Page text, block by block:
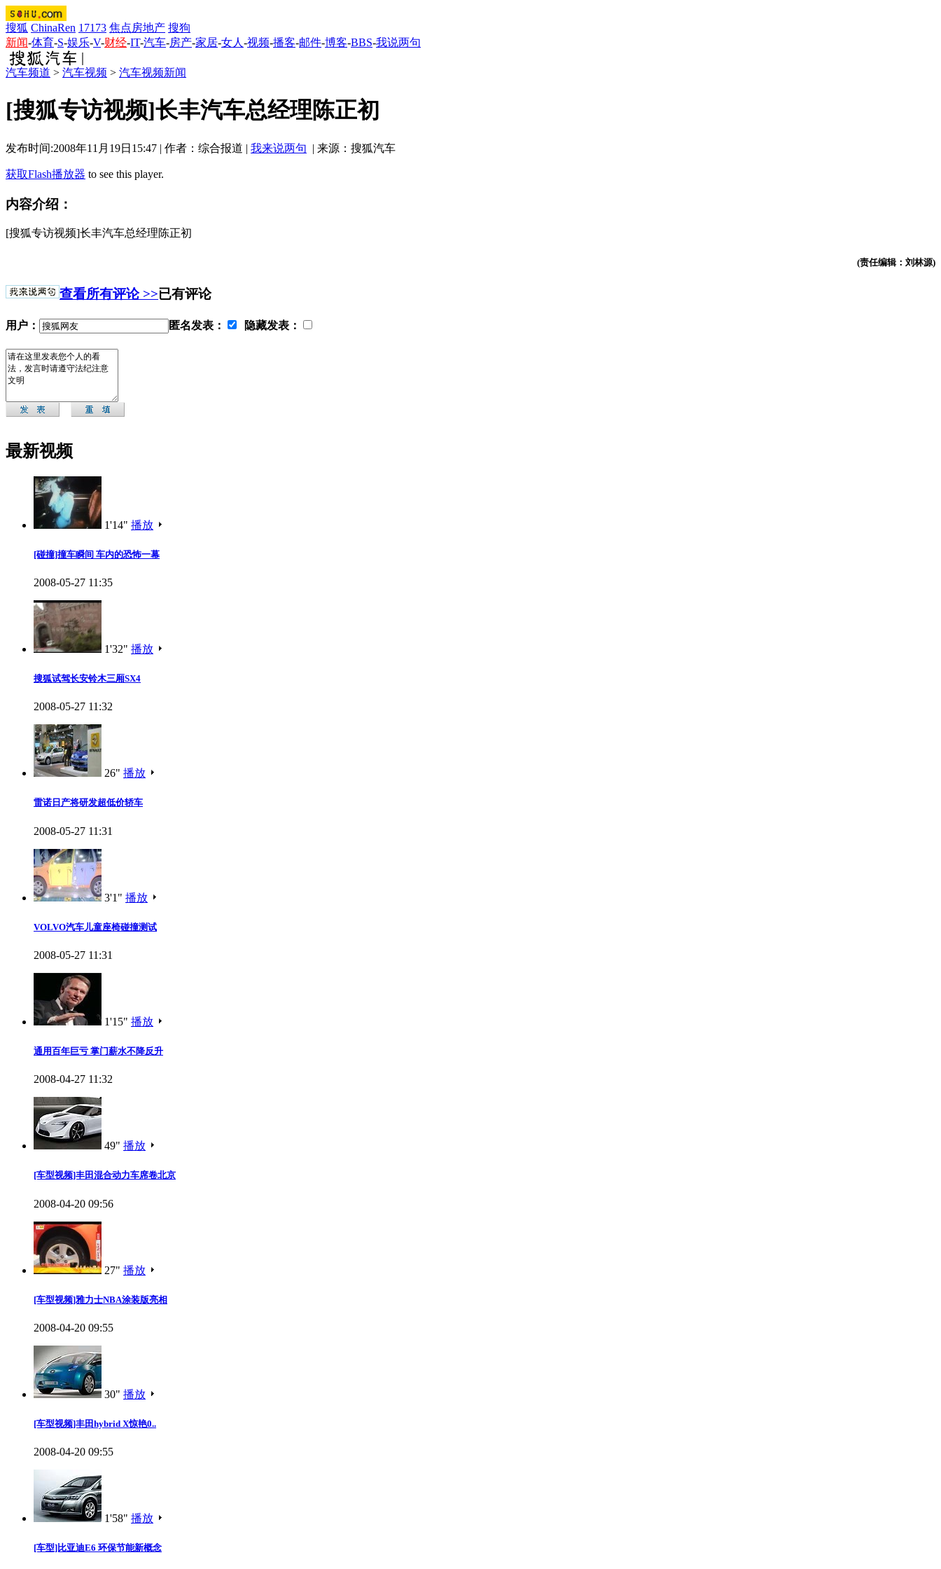
搜狐 ChinaRen 17173 焦点房地产 搜狗
新闻-体育-S-娱乐-V-财经-IT-汽车-房产-家居-女人 -视频-播客-邮件-博客-BBS-我说两句
汽车频道 > 汽车视频 > 汽车视频新闻
[搜狐专访视频]长丰汽车总经理陈正初
发布时间:2008年11月19日15:47 | 作者：综合报道 | 我来说两句 | 来源：搜狐汽车
获取Flash播放器 to see this player.
内容介绍：
[搜狐专访视频]长丰汽车总经理陈正初
(责任编辑：刘林源)
查看所有评论 >>已有评论
用户： 匿名发表： 隐藏发表：
最新视频
1'14" 播放
[碰撞]撞车瞬间 车内的恐怖一幕
2008-05-27 11:35
1'32" 播放
搜狐试驾长安铃木三厢SX4
2008-05-27 11:32
26" 播放
雷诺日产将研发超低价轿车
2008-05-27 11:31
3'1" 播放
VOLVO汽车儿童座椅碰撞测试
2008-05-27 11:31
1'15" 播放
通用百年巨亏 掌门薪水不降反升
2008-04-27 11:32
49" 播放
[车型视频]丰田混合动力车席卷北京
2008-04-20 09:56
27" 播放
[车型视频]雅力士NBA涂装版亮相
2008-04-20 09:55
30" 播放
[车型视频]丰田hybrid X惊艳0..
2008-04-20 09:55
1'58" 播放
[车型]比亚迪E6 环保节能新概念